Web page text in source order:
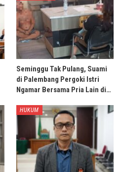
Seminggu Tak Pulang, Suami
di Palembang Pergoki Istri
Ngamar Bersama Pria Lain di…
HUKUM